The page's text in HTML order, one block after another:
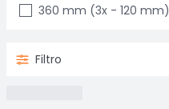
360 mm (3x - 120 mm)
Filtro